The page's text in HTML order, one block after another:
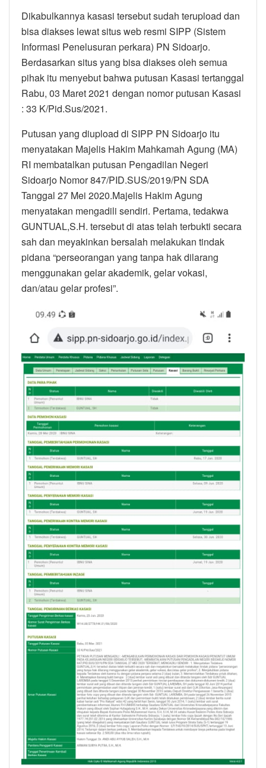
Dikabulkannya kasasi tersebut sudah terupload dan
bisa diakses lewat situs web resmi SIPP (Sistem
Informasi Penelusuran perkara) PN Sidoarjo.
Berdasarkan situs yang bisa diakses oleh semua
pihak itu menyebut bahwa putusan Kasasi tertanggal
Rabu, 03 Maret 2021 dengan nomor putusan Kasasi
: 33 K/Pid.Sus/2021.
Putusan yang diupload di SIPP PN Sidoarjo itu
menyatakan Majelis Hakim Mahkamah Agung (MA)
RI membatalkan putusan Pengadilan Negeri
Sidoarjo Nomor 847/PID.SUS/2019/PN SDA
Tanggal 27 Mei 2020.Majelis Hakim Agung
menyatakan mengadili sendiri. Pertama, tedakwa
GUNTUAL,S.H. tersebut di atas telah terbukti secara
sah dan meyakinkan bersalah melakukan tindak
pidana “perseorangan yang tanpa hak dilarang
menggunakan gelar akademik, gelar vokasi,
dan/atau gelar profesi”.